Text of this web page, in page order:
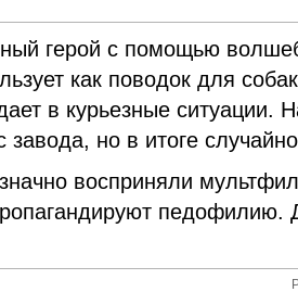
герой с помощью
как поводок для
в курьезные
завода, но в итоге
восприняли
педофилию.